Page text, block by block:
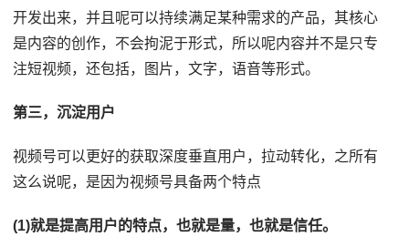
开发出来，并且呢可以持续满足某种需求的产品，其核心
是内容的创作，不会拘泥于形式，所以呢内容并不是只专
注短视频，还包括，图片，文字，语音等形式。
第三，沉淀用户
视频号可以更好的获取深度垂直用户，拉动转化，之所有
这么说呢，是因为视频号具备两个特点
(1)就是提高用户的特点，也就是量，也就是信任。